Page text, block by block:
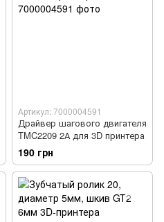
Артикул: 7000004591
Драйвер шагового двигателя
TMC2209 2А для 3D принтера
190 грн